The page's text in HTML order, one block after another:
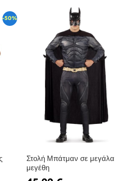
-50%
Στολή Μπάτμαν σε μεγάλα
μεγέθη